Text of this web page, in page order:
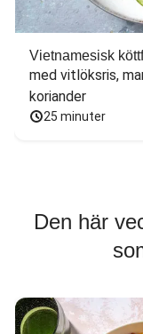
Vietnamesisk
med vitlöksris,
koriander
25 minuter
Den här